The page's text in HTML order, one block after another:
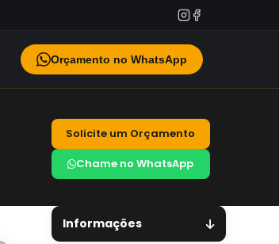
Orçamento no WhatsApp
Solicite um Orçamento
Chame no WhatsApp
Informações